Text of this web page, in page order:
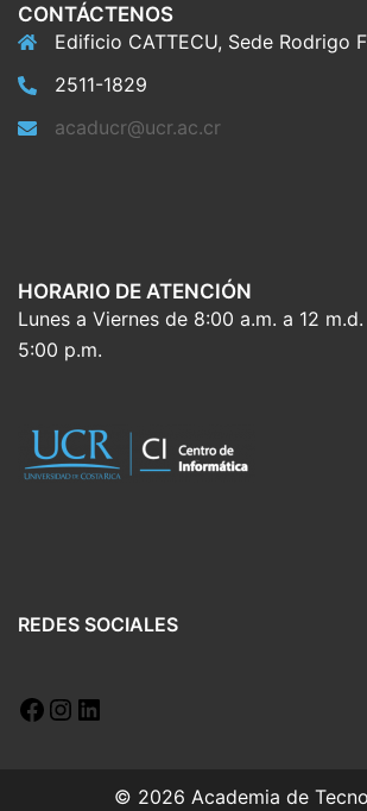
CONTÁCTENOS
Edificio CATTECU, Sede Rodrigo
2511-1829
acaducr@ucr.ac.cr
HORARIO DE ATENCIÓN
Lunes a Viernes de 8:00 a.m. a 12
5:00 p.m.
REDES SOCIALES
© 2026 Academia de